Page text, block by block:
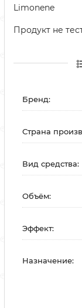
Limonene
Продукт не
Бренд:
Страна
Вид средства:
Объём:
Эффект:
Назначение: